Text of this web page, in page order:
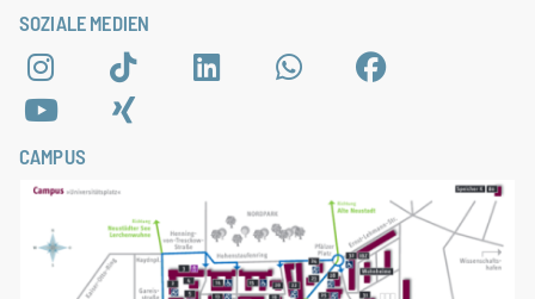
SOZIALE MEDIEN
CAMPUS